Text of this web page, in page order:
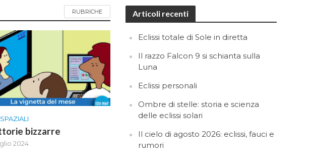
RUBRICHE
bizzarre
2024
Articoli recenti
Eclissi totale di Sole in diretta
Il razzo Falcon 9 si schianta sulla
Luna
Eclissi personali
Ombre di stelle: storia e scienza
delle eclissi solari
Il cielo di agosto 2026: eclissi, fauci e
rumori